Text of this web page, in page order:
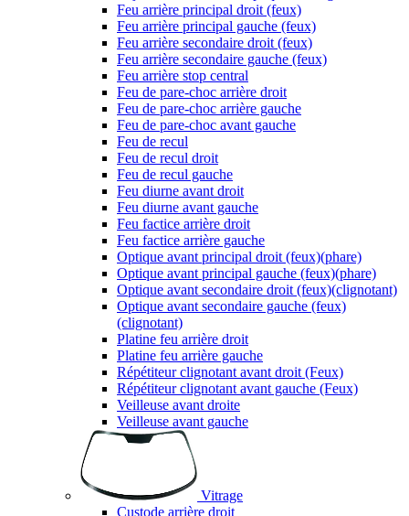
Feu arrière principal droit (feux)
Feu arrière principal gauche (feux)
Feu arrière secondaire droit (feux)
Feu arrière secondaire gauche (feux)
Feu arrière stop central
Feu de pare-choc arrière droit
Feu de pare-choc arrière gauche
Feu de pare-choc avant gauche
Feu de recul
Feu de recul droit
Feu de recul gauche
Feu diurne avant droit
Feu diurne avant gauche
Feu factice arrière droit
Feu factice arrière gauche
Optique avant principal droit (feux)(phare)
Optique avant principal gauche (feux)(phare)
Optique avant secondaire droit (feux)(clignotant)
Optique avant secondaire gauche (feux)
(clignotant)
Platine feu arrière droit
Platine feu arrière gauche
Répétiteur clignotant avant droit (Feux)
Répétiteur clignotant avant gauche (Feux)
Veilleuse avant droite
Veilleuse avant gauche
Vitrage
Custode arrière droit